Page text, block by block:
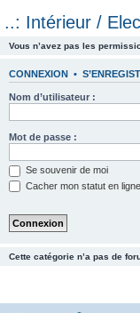
..: Intérieur /
Vous n’avez pas les
CONNEXION •
Nom d’utilisateur :
Mot de passe :
Se souvenir de moi
Cacher mon statut en
Cette catégorie n’a pas de